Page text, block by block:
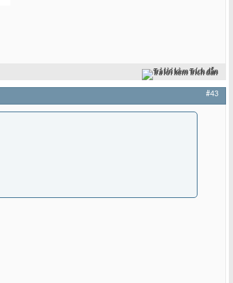
Trả lời kèm Trích dẫn
#43